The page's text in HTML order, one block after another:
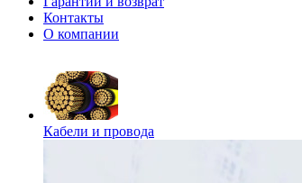
Контакты
О компании
Кабели и провода